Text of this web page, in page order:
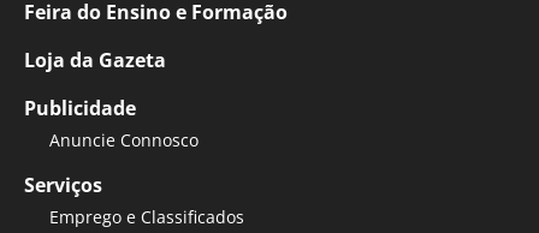
Feira do Ensino e Formação
Loja da Gazeta
Publicidade
Anuncie Connosco
Serviços
Emprego e Classificados